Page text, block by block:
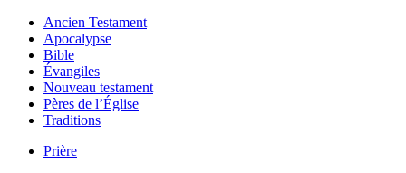
Ancien Testament
Apocalypse
Bible
Évangiles
Nouveau testament
Pères de l’Église
Traditions
Prière